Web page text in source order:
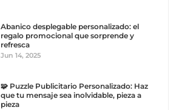
Abanico desplegable personalizado: el
regalo promocional que sorprende y
refresca
Jun 14, 2025
🧩 Puzzle Publicitario Personalizado: Haz
que tu mensaje sea inolvidable, pieza a
pieza